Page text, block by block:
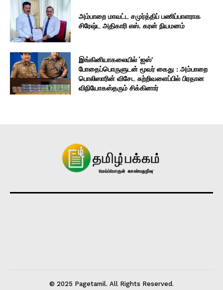
அம்பாறை மாவட்ட சமுர்த்திப் பணிப்பாளராக
சிரேஷ்ட அதிகாரி எஸ். கரன் நியமனம்
இங்கினியாகலையில் ‘ஐஸ்’
போதைப்பொருளுடன் மூவர் கைது : அம்பாறை
பொலிஸாரின் விசேட சுற்றிவளைப்பில் பிரதான
விநியோகஸ்தரும் சிக்கினார்
© 2025 Pagetamil. All Rights Reserved.